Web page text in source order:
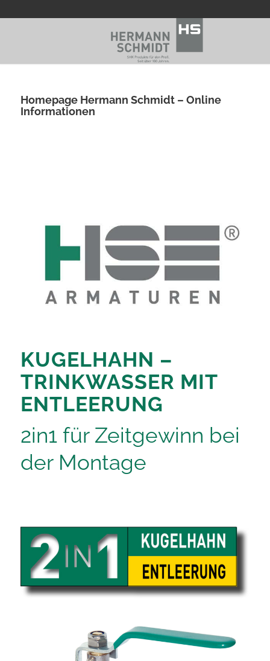
Homepage Hermann Schmidt – Online
Informationen
KUGELHAHN –
TRINKWASSER MIT
ENTLEERUNG
2in1 für Zeitgewinn bei
der Montage